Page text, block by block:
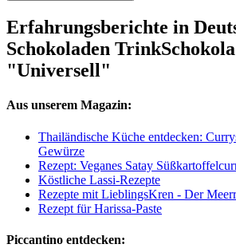
Erfahrungsberichte in
Schokoladen
"Universell"
Aus unserem Magazin:
Thailändische Küche entdecken:
Gewürze
Rezept: Veganes Satay
Köstliche Lassi-Rezepte
Rezepte mit LieblingsKren - Der
Rezept für Harissa-Paste
Piccantino entdecken: